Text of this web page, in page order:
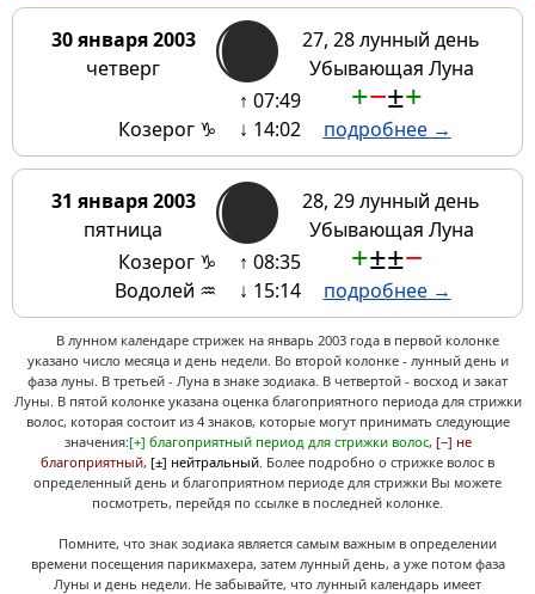
30 января 2003
четверг
27, 28 лунный день
Убывающая Луна
Козерог ♑
↑ 07:49
↓ 14:02
+−±+
подробнее →
31 января 2003
пятница
28, 29 лунный день
Убывающая Луна
Козерог ♑
Водолей ♒
↑ 08:35
↓ 15:14
+±±−
подробнее →
В лунном календаре стрижек на январь 2003 года в первой колонке
указано число месяца и день недели. Во второй колонке - лунный день и
фаза луны. В третьей - Луна в знаке зодиака. В четвертой - восход и закат
Луны. В пятой колонке указана оценка благоприятного периода для стрижки
волос, которая состоит из 4 знаков, которые могут принимать следующие
значения:[+] благоприятный период для стрижки волос, [−] не
благоприятный, [±] нейтральный. Более подробно о стрижке волос в
определенный день и благоприятном периоде для стрижки Вы можете
посмотреть, перейдя по ссылке в последней колонке.
Помните, что знак зодиака является самым важным в определении
времени посещения парикмахера, затем лунный день, а уже потом фаза
Луны и день недели. Не забывайте, что лунный календарь имеет